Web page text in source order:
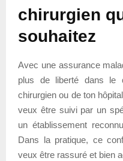
chirurgien
souhaitez
Avec une assurance
plus de liberté dans le
chirurgien ou de ton
veux être suivi par un
un établissement
Dans la pratique, ce
veux être rassuré et bien